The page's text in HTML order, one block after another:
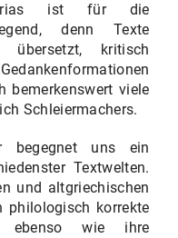
ist für die
denn Texte
übersetzt, kritisch
bemerkenswert viele
Schleiermachers.
begegnet uns ein
Textwelten.
und altgriechischen
philologisch korrekte
ebenso wie ihre